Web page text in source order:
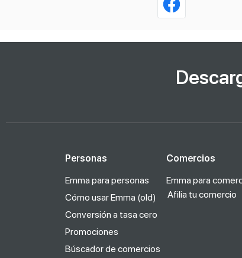
Personas
Emma para personas
Cómo usar Emma (old)
Conversión a tasa cero
Promociones
Búscador de comercios
Comercios
Emma para
Afilia tu comercio